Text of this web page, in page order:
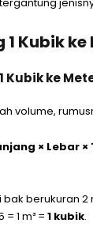
Kubik
Kubik ke
volume,
× Lebar
berukuran 2
= 1 m³ = 1 kubik.